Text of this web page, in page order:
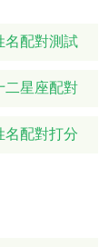
名配對測試
二星座配對
名配對打分